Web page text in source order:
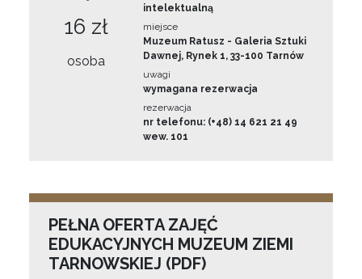
16 zł
osoba
intelektualną
miejsce
Muzeum Ratusz - Galeria Sztuki
Dawnej, Rynek 1, 33-100 Tarnów
uwagi
wymagana rezerwacja
rezerwacja
nr telefonu: (+48) 14 621 21 49
wew. 101
PEŁNA OFERTA ZAJĘĆ
EDUKACYJNYCH MUZEUM ZIEMI
TARNOWSKIEJ (PDF)